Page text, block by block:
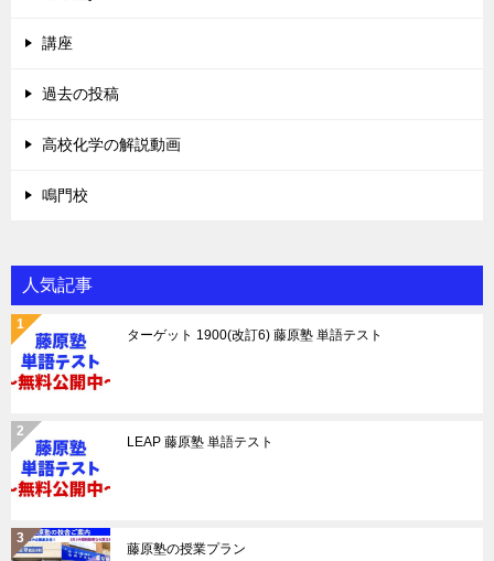
講座
過去の投稿
高校化学の解説動画
鳴門校
人気記事
ターゲット 1900(改訂6) 藤原塾 単語テスト
LEAP 藤原塾 単語テスト
藤原塾の授業プラン